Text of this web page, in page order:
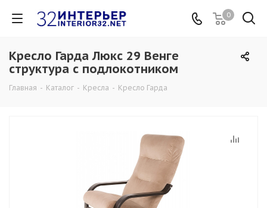
0
Кресло Гарда Люкс 29 Венге
структура с подлокотником
Главная - Каталог - Кресла - Кресло Гарда